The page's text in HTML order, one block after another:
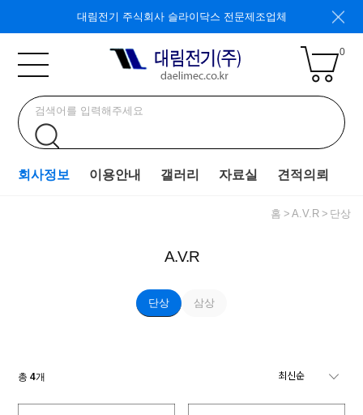
대림전기 주식회사 슬라이닥스 전문제조업체
0
회사정보 이용안내 갤러리 자료실 견적의뢰
홈 A.V.R 단상
A.V.R
단상 삼상
총4개